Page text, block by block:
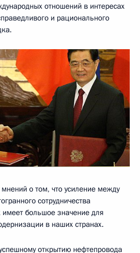
отношений в интересах
и рационального
о том, что усиление между
сотрудничества
имеет большое значение для
в наших странах.
открытию нефтепровода